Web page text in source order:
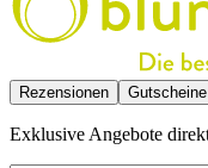
Rezensionen
Exklusive Angebote